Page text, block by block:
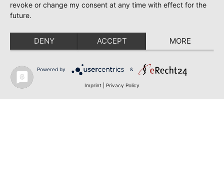
revoke or change my consent at any time with effect for the
future.
DENY ACCEPT MORE
Powered by &
Imprint Privacy Policy